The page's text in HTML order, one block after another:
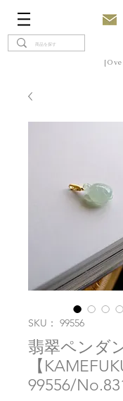
SKU： 99556
翡翠ペンダ
【
99556/